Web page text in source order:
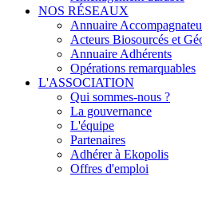
NOS RÉSEAUX
Annuaire
Acteurs Biosourcés et
Annuaire Adhérents
Opérations remarquables
L'ASSOCIATION
Qui sommes-nous ?
La gouvernance
L'équipe
Partenaires
Adhérer à Ekopolis
Offres d'emploi